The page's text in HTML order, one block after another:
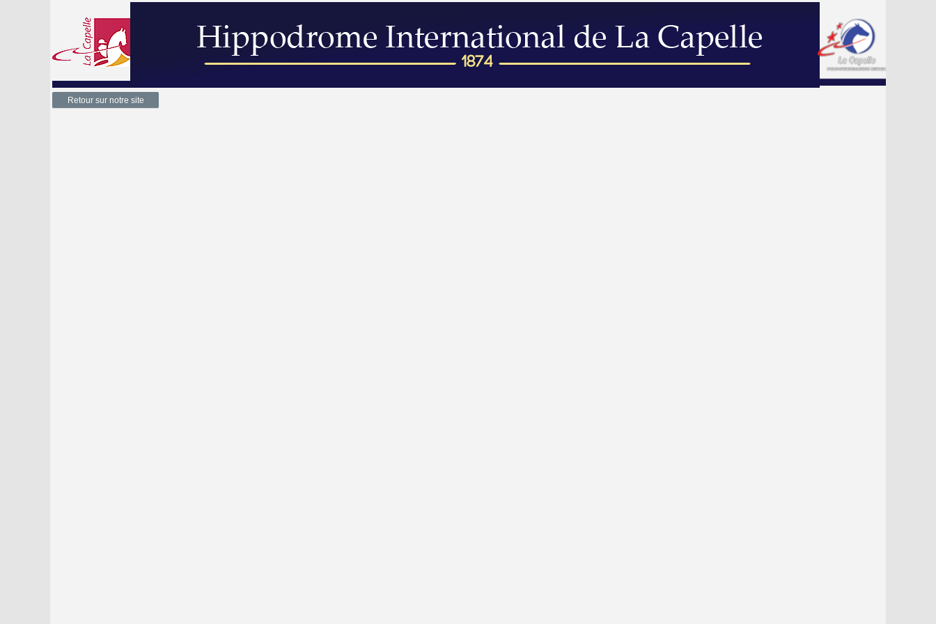
Retour sur notre site